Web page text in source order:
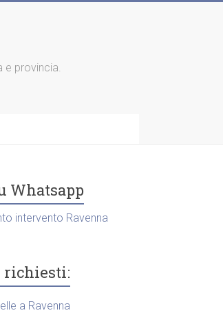
e provincia.
Whatsapp
richiesti:
a Ravenna